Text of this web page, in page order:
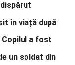
în viață după
Copilul a fost
un soldat din